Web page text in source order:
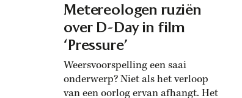
Metereologen ruziën
over D-Day in film
‘Pressure’
Weersvoorspelling een saai
onderwerp? Niet als het verloop
van een oorlog ervan afhangt. Het